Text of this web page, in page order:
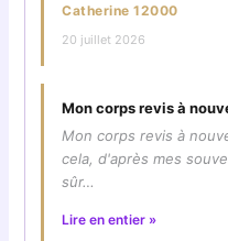
Catherine 12000
20 juillet 2026
Mon corps revis à
Mon corps revis à
cela, d'après mes
sûr…
Lire en entier »